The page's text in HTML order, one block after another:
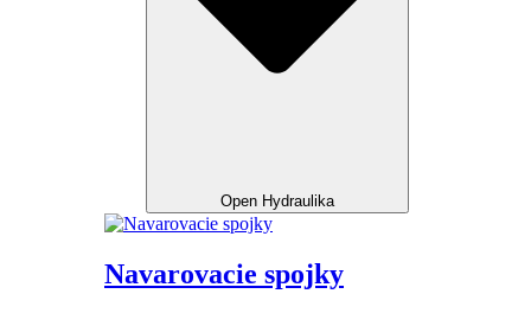
Open Hydraulika
Navarovacie spojky